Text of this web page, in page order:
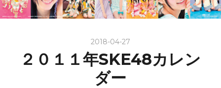
2018-04-27
２０１１年SKE48カレン
ダー